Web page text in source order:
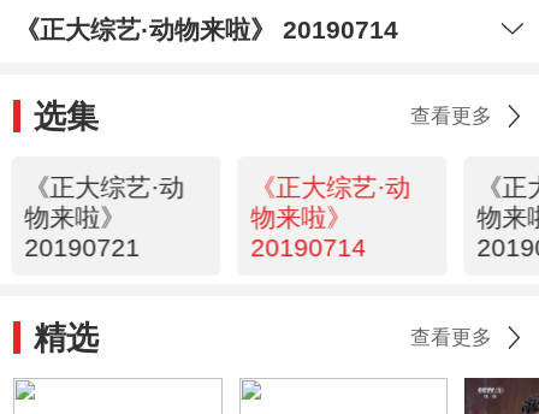
《正大综艺·动物来啦》 20190714
选集 查看更多
《正大综艺·动
物来啦》
20190721
《正大综艺·动
物来啦》
20190714
《
物来
精选 查看更多